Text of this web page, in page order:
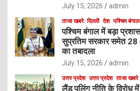
July 15, 2026 admin
ताजा खबरे दिल्ली देश पश्चिम बंगाल
पश्चिम बंगाल में बड़ा
सुप्रतिम सरकार समेत 28
का तबादला
July 15, 2026 admin
उत्तर प्रदेश उत्तर प्रदेश ताजा खबरे
लैंड पूलिंग नीति के विरोध